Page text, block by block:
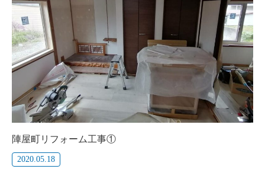
陣屋町リフォーム工事①
2020.05.18